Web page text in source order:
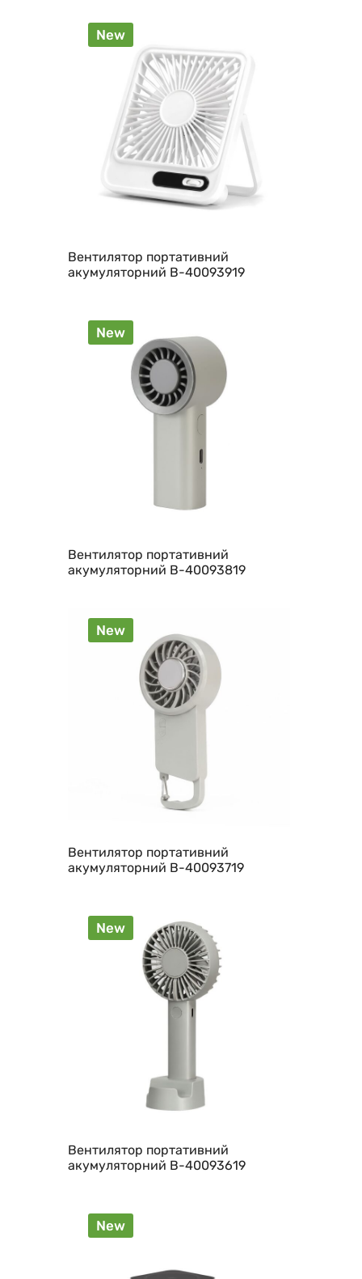
New
Вентилятор портативний
акумуляторний B-40093919
New
Вентилятор портативний
акумуляторний B-40093819
New
Вентилятор портативний
акумуляторний B-40093719
New
Вентилятор портативний
акумуляторний B-40093619
New